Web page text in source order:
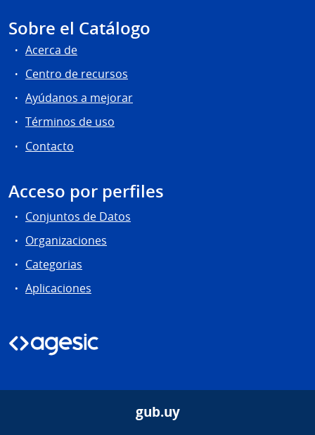
Sobre el Catálogo
Acerca de
Centro de recursos
Ayúdanos a mejorar
Términos de uso
Contacto
Acceso por perfiles
Conjuntos de Datos
Organizaciones
Categorias
Aplicaciones
gub.uy